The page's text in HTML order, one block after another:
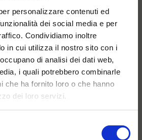
personalizzare contenuti ed
dei social media e per
Condividiamo inoltre
in cui utilizza il nostro sito con i
di analisi dei dati web,
i quali potrebbero combinarle
che ha fornito loro o che hanno
dei loro servizi.
e